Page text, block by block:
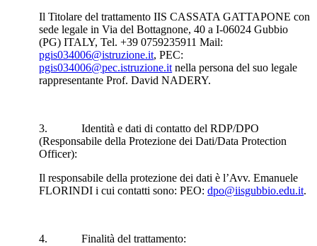
Il Titolare del trattamento IIS CASSATA GATTAPONE con
sede legale in Via del Bottagnone, 40 a I-06024 Gubbio
(PG) ITALY, Tel. +39 0759235911 Mail:
pgis034006@istruzione.it, PEC:
pgis034006@pec.istruzione.it nella persona del suo legale
rappresentante Prof. David NADERY.
3. Identità e dati di contatto del RDP/DPO
(Responsabile della Protezione dei Dati/Data Protection
Officer):
Il responsabile della protezione dei dati è l’Avv. Emanuele
FLORINDI i cui contatti sono: PEO:dpo@iisgubbio.edu.it.
4. Finalità del trattamento: